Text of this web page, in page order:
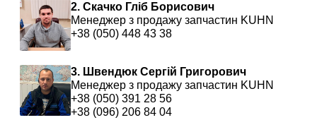
2. Скачко Гліб Борисович
Менеджер з продажу запчастин KUHN
+38 (050) 448 43 38
3. Швендюк Сергій Григорович
Менеджер з продажу запчастин KUHN
+38 (050) 391 28 56
+38 (096) 206 84 04